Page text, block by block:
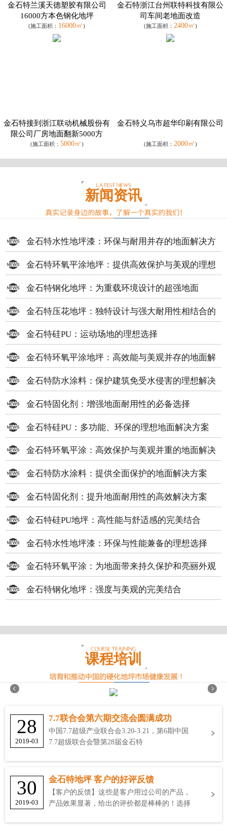
金石特兰溪天德塑胶有限公司
16000方本色钢化地坪
(施工面积： 16000㎡)
金石特浙江台州联特科技有限公
司车间老地面改造
(施工面积： 2400㎡)
金石特接到浙江联动机械股份有
限公司厂房地面翻新5000方
(施工面积： 5000㎡)
金石特义乌市超华印刷有限公司
(施工面积： 2000㎡)
新闻资讯
金石特水性地坪漆：环保与耐用并存的地面解决方
案
金石特环氧平涂地坪：提供高效保护与美观的理想
选择
金石特钢化地坪：为重载环境设计的超强地面
金石特压花地坪：独特设计与强大耐用性相结合的
地面材料
金石特硅PU：运动场地的理想选择
金石特环氧平涂地坪：高效能与美观并存的地面解
决方案
金石特防水涂料：保护建筑免受水侵害的理想解决
方案
金石特固化剂：增强地面耐用性的必备选择
金石特硅PU：多功能、环保的理想地面解决方案
金石特环氧平涂：高效保护与美观并重的地面解决
方案
金石特防水涂料：提供全面保护的地面解决方案
金石特固化剂：提升地面耐用性的高效解决方案
金石特硅PU地坪：高性能与舒适感的完美结合
金石特水性地坪漆：环保与性能兼备的理想选择
金石特环氧平涂：为地面带来持久保护和亮丽外观
金石特钢化地坪：强度与美观的完美结合
课程培训
28
2019-03
7.7联合会第六期交流会圆满成功
中国7.7超级产业联合会3.20-3.21，第6期中国
7.7超级联合会暨第28届金石特
30
2019-03
金石特地坪 客户的好评反馈
【客户的反馈】这些是客户用过公司的产品，
产品效果显著，给出的评价都是棒棒的！选择